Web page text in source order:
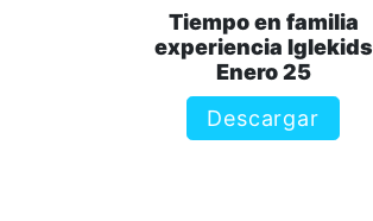
Tiempo en familia
experiencia Iglekids
Enero 25
Descargar